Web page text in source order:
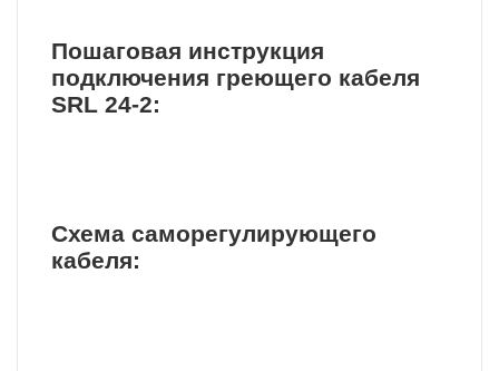
Пошаговая инструкция
подключения греющего кабеля
SRL 24-2:
Схема саморегулирующего
кабеля: